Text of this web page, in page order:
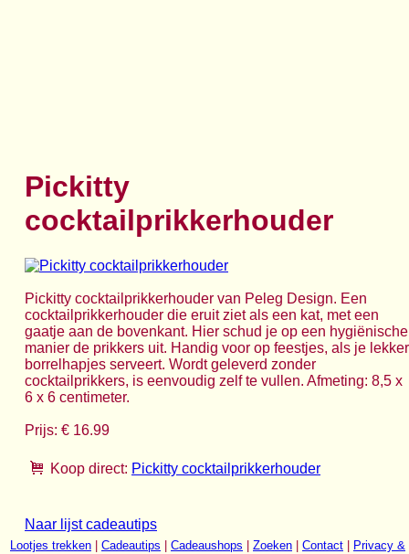
Pickitty
cocktailprikkerhouder
Pickitty cocktailprikkerhouder van Peleg Design. Een
cocktailprikkerhouder die eruit ziet als een kat, met een
gaatje aan de bovenkant. Hier schud je op een hygiënische
manier de prikkers uit. Handig voor op feestjes, als je lekker
borrelhapjes serveert. Wordt geleverd zonder
cocktailprikkers, is eenvoudig zelf te vullen. Afmeting: 8,5 x
6 x 6 centimeter.
Prijs: € 16.99
Koop direct: Pickitty cocktailprikkerhouder
Naar lijst cadeautips
Lootjes trekken Cadeautips Cadeaushops Zoeken Contact Privacy &